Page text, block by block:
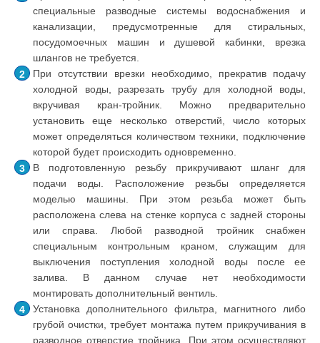
специальные разводные системы водоснабжения и
канализации, предусмотренные для стиральных,
посудомоечных машин и душевой кабинки, врезка
шлангов не требуется.
При отсутствии врезки необходимо, прекратив подачу
холодной воды, разрезать трубу для холодной воды,
вкручивая кран-тройник. Можно предварительно
установить еще несколько отверстий, число которых
может определяться количеством техники, подключение
которой будет происходить одновременно.
В подготовленную резьбу прикручивают шланг для
подачи воды. Расположение резьбы определяется
моделью машины. При этом резьба может быть
расположена слева на стенке корпуса с задней стороны
или справа. Любой разводной тройник снабжен
специальным контрольным краном, служащим для
выключения поступления холодной воды после ее
залива. В данном случае нет необходимости
монтировать дополнительный вентиль.
Установка дополнительного фильтра, магнитного либо
грубой очистки, требует монтажа путем прикручивания в
разводное отверстие тройника. При этом осуществляют